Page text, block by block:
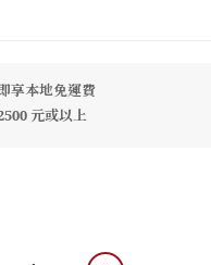
享本地免運費
元或以上